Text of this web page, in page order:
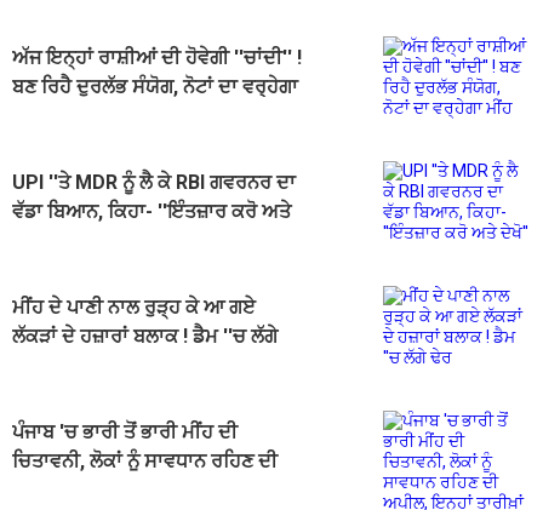
ਅੱਜ ਇਨ੍ਹਾਂ ਰਾਸ਼ੀਆਂ ਦੀ ਹੋਵੇਗੀ ''ਚਾਂਦੀ'' !
ਬਣ ਰਿਹੈ ਦੁਰਲੱਭ ਸੰਯੋਗ, ਨੋਟਾਂ ਦਾ ਵਰ੍ਹੇਗਾ
UPI ''ਤੇ MDR ਨੂੰ ਲੈ ਕੇ RBI ਗਵਰਨਰ ਦਾ
ਵੱਡਾ ਬਿਆਨ, ਕਿਹਾ- ''ਇੰਤਜ਼ਾਰ ਕਰੋ ਅਤੇ
ਮੀਂਹ ਦੇ ਪਾਣੀ ਨਾਲ ਰੁੜ੍ਹ ਕੇ ਆ ਗਏ
ਲੱਕੜਾਂ ਦੇ ਹਜ਼ਾਰਾਂ ਬਲਾਕ ! ਡੈਮ ''ਚ ਲੱਗੇ
ਪੰਜਾਬ 'ਚ ਭਾਰੀ ਤੋਂ ਭਾਰੀ ਮੀਂਹ ਦੀ
ਚਿਤਾਵਨੀ, ਲੋਕਾਂ ਨੂੰ ਸਾਵਧਾਨ ਰਹਿਣ ਦੀ